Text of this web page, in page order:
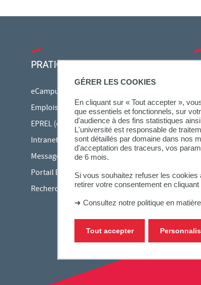
GÉRER LES COOKIES
En cliquant sur « Tout accepter »,
que essentiels et fonctionnels, sur
d'audience à des fins statistiques
L'université est responsable de
sont détaillés par domaine dans nos
d'acceptation des traceurs, vos
de 6 mois.
Si vous souhaitez refuser les
retirer votre consentement en
➜ Consultez notre politique en
Tout accepter
PRATIQUE
eCampus
Emplois du temps en ligne
EPREL (cours en ligne)
Intranet des personnels
Messagerie étudiante
Portail Bu Athéna
Rechercher une formation